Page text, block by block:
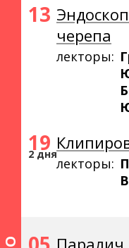
13
черепа
лекторы:
19
2 дня
лекторы:
Паралич